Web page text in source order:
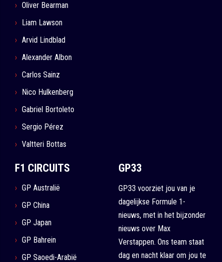
Oliver Bearman
Liam Lawson
Arvid Lindblad
Alexander Albon
Carlos Sainz
Nico Hulkenberg
Gabriel Bortoleto
Sergio Pérez
Valtteri Bottas
F1 CIRCUITS
GP Australië
GP China
GP Japan
GP Bahrein
GP Saoedi-Arabië
GP33
GP33 voorziet jou van je
dagelijkse Formule 1-
nieuws, met in het bijzonder
nieuws over Max
Verstappen. Ons team staat
dag en nacht klaar om jou te